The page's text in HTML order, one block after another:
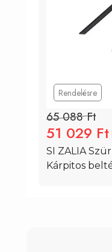
Rendelésre
65 088 Ft
51 029 Ft
SI ZALIA
Kárpitos